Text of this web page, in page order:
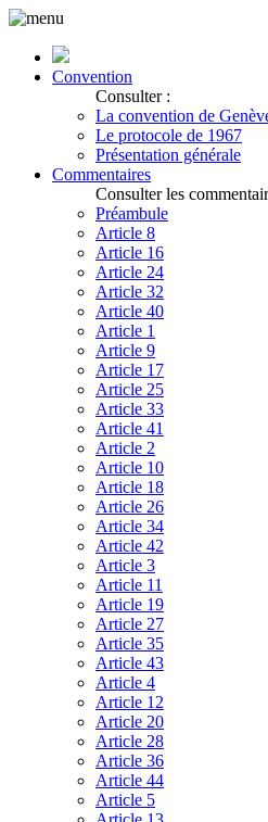
Convention
Consulter :
La convention de
Le protocole de 1967
Présentation générale
Commentaires
Consulter les
Préambule
Article 8
Article 16
Article 24
Article 32
Article 40
Article 1
Article 9
Article 17
Article 25
Article 33
Article 41
Article 2
Article 10
Article 18
Article 26
Article 34
Article 42
Article 3
Article 11
Article 19
Article 27
Article 35
Article 43
Article 4
Article 12
Article 20
Article 28
Article 36
Article 44
Article 5